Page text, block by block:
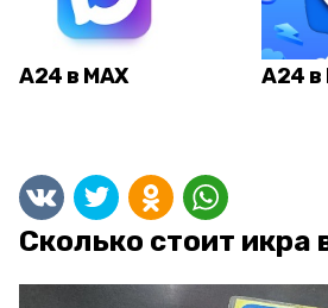
А24 в MAX А24 в
Сколько стоит икра